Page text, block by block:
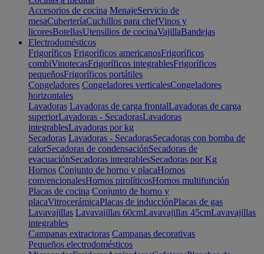
Accesorios de cocina MenajeServicio de
mesaCuberteríaCuchillos para chefVinos y
licoresBotellasUtensilios de cocinaVajillaBandejas
Electrodomésticos
Frigoríficos Frigoríficos americanosFrigoríficos
combiVinotecasFrigoríficos integrablesFrigoríficos
pequeñosFrigoríficos portátiles
Congeladores Congeladores verticalesCongeladores
horizontales
Lavadoras Lavadoras de carga frontalLavadoras de carga
superiorLavadoras - SecadorasLavadoras
integrablesLavadoras por kg
Secadoras Lavadoras - SecadorasSecadoras con bomba de
calorSecadoras de condensaciónSecadoras de
evacuaciónSecadoras integrablesSecadoras por Kg
Hornos Conjunto de horno y placaHornos
convencionalesHornos pirolíticosHornos multifunción
Placas de cocina Conjunto de horno y
placaVitrocerámicaPlacas de inducciónPlacas de gas
Lavavajillas Lavavajillas 60cmLavavajillas 45cmLavavajillas
integrables
Campanas extractoras Campanas decorativas
Pequeños electrodomésticos